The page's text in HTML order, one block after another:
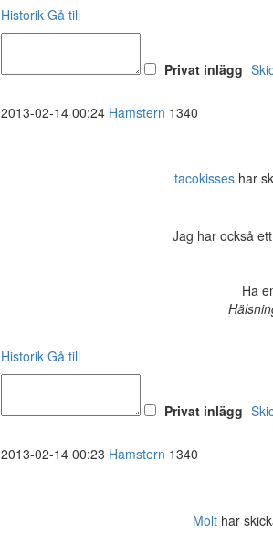
Historik Gå till
Privat inlägg
2013-02-14 00:24 Hamstern 1340
tacokisses har
Jag har också
Ha
Historik Gå till
Privat inlägg
2013-02-14 00:23 Hamstern 1340
Molthar